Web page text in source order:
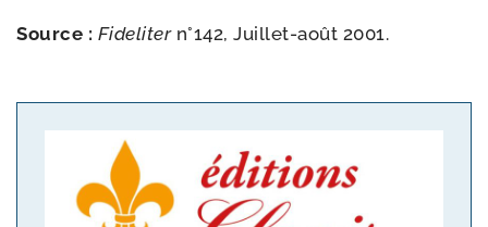
Source : Fideliter n°142, Juillet-​août 2001.